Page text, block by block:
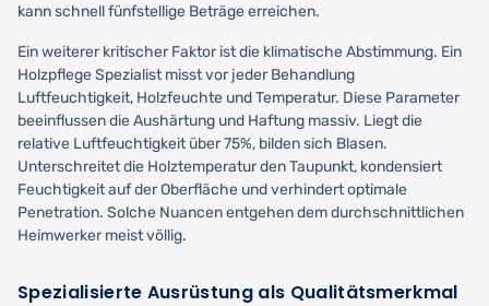
kann schnell fünfstellige Beträge erreichen.
Ein weiterer kritischer Faktor ist die klimatische Abstimmung. Ein
Holzpflege Spezialist misst vor jeder Behandlung
Luftfeuchtigkeit, Holzfeuchte und Temperatur. Diese Parameter
beeinflussen die Aushärtung und Haftung massiv. Liegt die
relative Luftfeuchtigkeit über 75%, bilden sich Blasen.
Unterschreitet die Holztemperatur den Taupunkt, kondensiert
Feuchtigkeit auf der Oberfläche und verhindert optimale
Penetration. Solche Nuancen entgehen dem durchschnittlichen
Heimwerker meist völlig.
Spezialisierte Ausrüstung als Qualitätsmerkmal